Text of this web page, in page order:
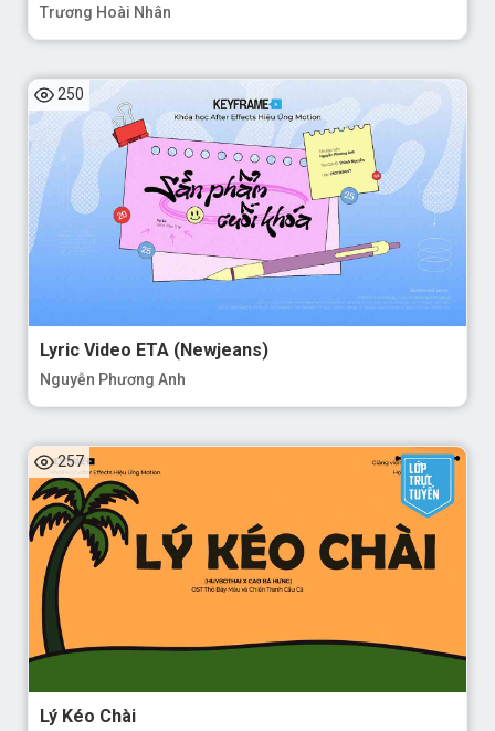
Trương Hoài Nhân
250
Lyric Video ETA (Newjeans)
Nguyễn Phương Anh
257
Lý Kéo Chài